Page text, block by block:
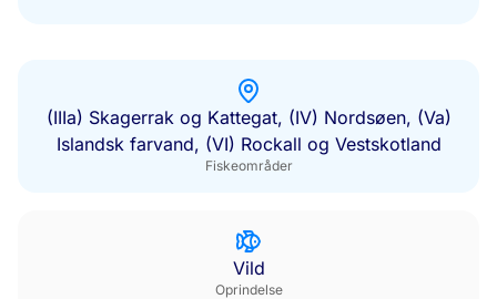
(IIIa) Skagerrak og Kattegat, (IV) Nordsøen, (Va)
Islandsk farvand, (VI) Rockall og Vestskotland
Fiskeområder
Vild
Oprindelse